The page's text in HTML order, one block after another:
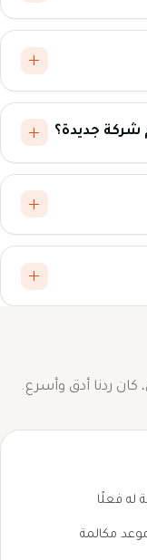
شركة جديدة؟
ردنا أدق وأسرع.
له فعلًا
مكالمة